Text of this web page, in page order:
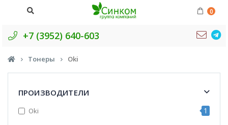
0
+7 (3952) 640-603
Тонеры Oki
ПРОИЗВОДИТЕЛИ
Oki 1